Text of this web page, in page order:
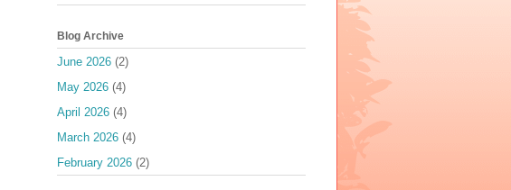
Blog Archive
June 2026 (2)
May 2026 (4)
April 2026 (4)
March 2026 (4)
February 2026 (2)